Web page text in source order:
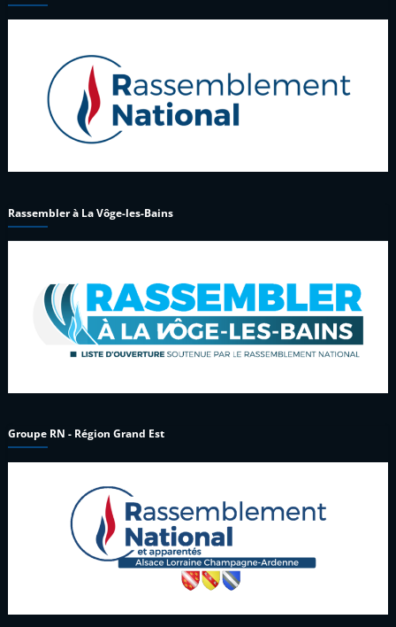
Rassembler à La Vôge-les-Bains
Groupe RN - Région Grand Est